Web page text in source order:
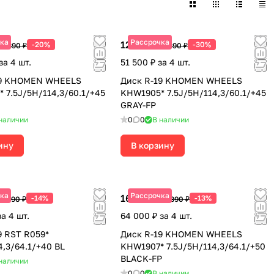
390 ₽ -20%
4 шт.
KHOMEN WHEELS
7.5J/5H/114,3/60.1/+45
Рассрочка
12 875 ₽18 390 ₽ -30%
51 500 ₽ за 4 шт.
Диск R-19 KHOMEN WHEELS
KHW1905* 7.5J/5H/114,3/60.1/+45
GRAY-FP
0 0 В наличии
В корзину
390 ₽ -14%
4 шт.
RST R059*
64.1/+40 BL
Рассрочка
16 000 ₽18 390 ₽ -13%
64 000 ₽ за 4 шт.
Диск R-19 KHOMEN WHEELS
KHW1907* 7.5J/5H/114,3/64.1/+50
BLACK-FP